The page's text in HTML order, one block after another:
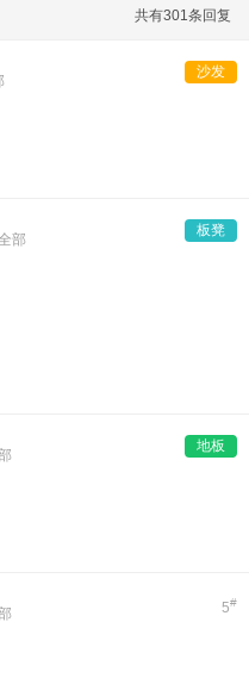
共有301条回复
沙发
板凳
部
地板
5#